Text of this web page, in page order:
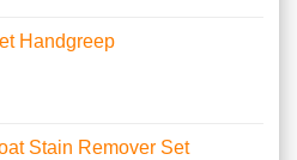
Handgreep
Stain Remover Set